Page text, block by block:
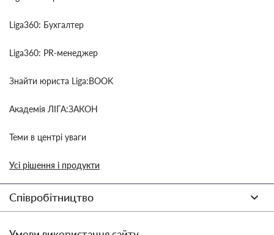
Liga360: Бухгалтер
Liga360: PR-менеджер
Знайти юриста Liga:BOOK
Академія ЛІГА:ЗАКОН
Теми в центрі уваги
Усі рішення і продукти
Співробітництво